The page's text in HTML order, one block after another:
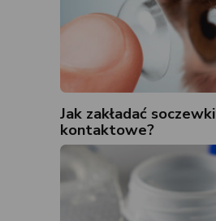
Jak zakładać soczewki
kontaktowe?